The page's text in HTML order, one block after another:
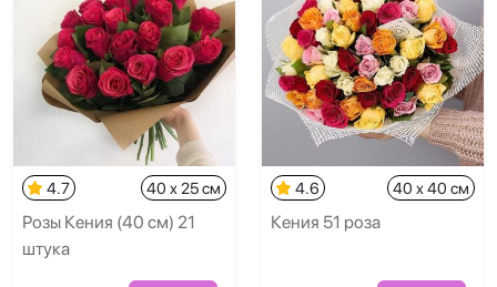
4.7 40 x 25 см
Розы Кения (40 см) 21
штука
4.6 40 x 40 см
Кения 51 роза